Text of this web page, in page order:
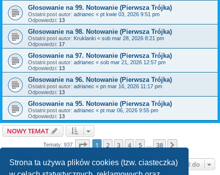
Strona ta używa plików cookies (tzw. ciasteczka)
Głosowanie na 99. Notowanie (Pierwsza Trójka)
Ostatni post autor: adrianec « pt kwie 03, 2026 9:51 pm
Odpowiedzi: 13
Głosowanie na 98. Notowanie (Pierwsza Trójka)
Ostatni post autor: Kruklanki « sob mar 28, 2026 8:21 pm
Odpowiedzi: 17
Głosowanie na 97. Notowanie (Pierwsza Trójka)
Ostatni post autor: adrianec « sob mar 21, 2026 12:57 pm
Odpowiedzi: 13
Głosowanie na 96. Notowanie (Pierwsza Trójka)
Ostatni post autor: adrianec « pn mar 16, 2026 11:17 pm
Odpowiedzi: 13
Głosowanie na 95. Notowanie (Pierwsza Trójka)
Ostatni post autor: adrianec « pt mar 06, 2026 9:55 pm
Odpowiedzi: 13
NOWY TEMAT
Tematy: 937 Strona1 z38
1 2 3 4 5 … 38 Następna
Przejdź do